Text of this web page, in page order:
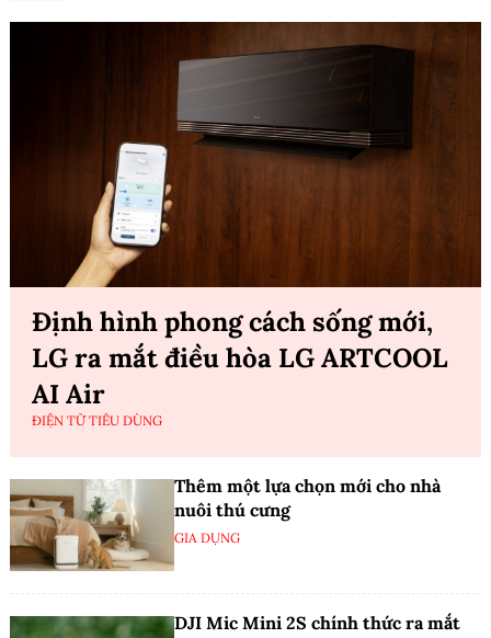
Định hình phong cách sống mới,
LG ra mắt điều hòa LG ARTCOOL
AI Air
ĐIỆN TỬ TIÊU DÙNG
Thêm một lựa chọn mới cho nhà
nuôi thú cưng
GIA DỤNG
DJI Mic Mini 2S chính thức ra mắt